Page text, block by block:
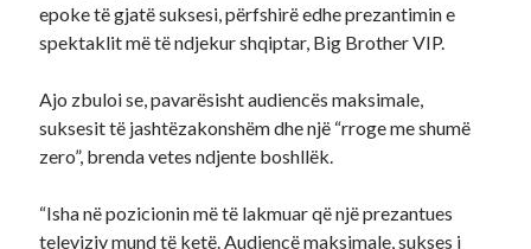
epoke të gjatë suksesi, përfshirë edhe prezantimin e
spektaklit më të ndjekur shqiptar, Big Brother VIP.
Ajo zbuloi se, pavarësisht audiencës maksimale,
suksesit të jashtëzakonshëm dhe një “rroge me shumë
zero”, brenda vetes ndjente boshllëk.
“Isha në pozicionin më të lakmuar që një prezantues
televiziv mund të ketë. Audiencë maksimale, sukses i